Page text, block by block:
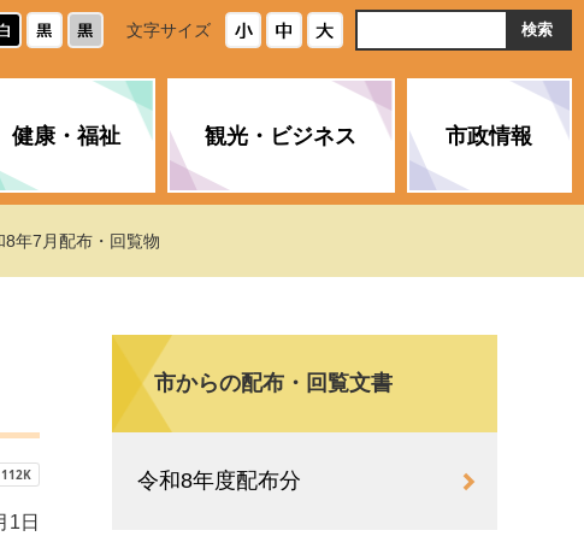
文字サイズ
ト
索
道・浄化槽
ペット・動物・環境
域通貨
健康・福祉
ウイルス感染症に
観光・ビジネス 市政情報
内
個人情報保護制度
市へのご意見・パブリックコ
メント
さと納税
8年7月配布・回覧物
1日
市からの配布・回覧文書
令和8年度配布分